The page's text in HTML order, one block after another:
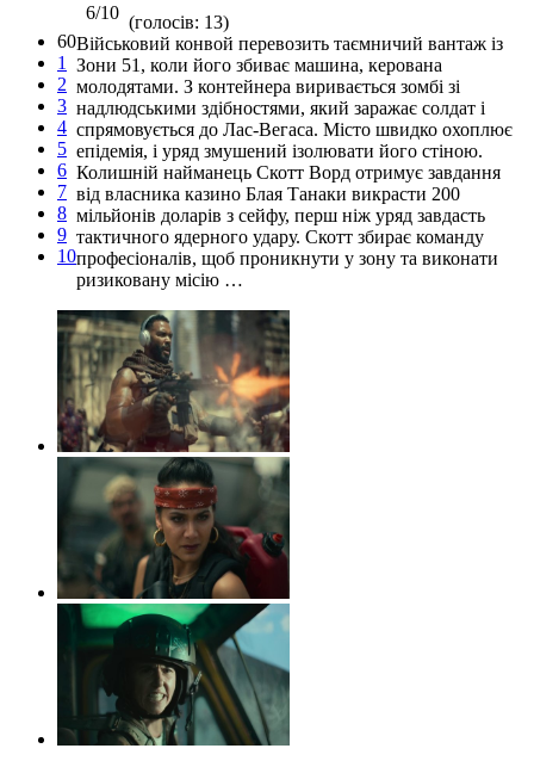
60
1
2
3
4
5
6
7
8
9
10
6/10 (голосів: 13)
Військовий конвой перевозить таємничий вантаж із
Зони 51, коли його збиває машина, керована
молодятами. З контейнера виривається зомбі зі
надлюдськими здібностями, який заражає солдат і
спрямовується до Лас-Вегаса. Місто швидко охоплює
епідемія, і уряд змушений ізолювати його стіною.
Колишній найманець Скотт Ворд отримує завдання
від власника казино Блая Танаки викрасти 200
мільйонів доларів з сейфу, перш ніж уряд завдасть
тактичного ядерного удару. Скотт збирає команду
професіоналів, щоб проникнути у зону та виконати
ризиковану місію …